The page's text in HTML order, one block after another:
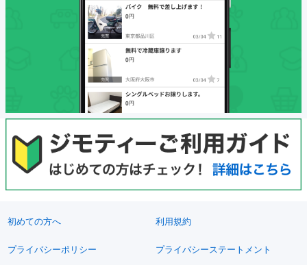
初めての方へ 利用規約
プライバシーポリシー プライバシーステートメント